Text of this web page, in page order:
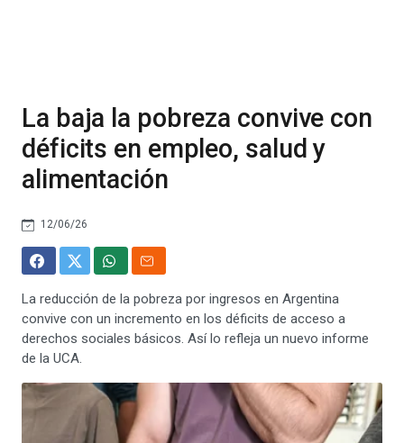
La baja la pobreza convive con
déficits en empleo, salud y
alimentación
12/06/26
La reducción de la pobreza por ingresos en Argentina
convive con un incremento en los déficits de acceso a
derechos sociales básicos. Así lo refleja un nuevo informe
de la UCA.